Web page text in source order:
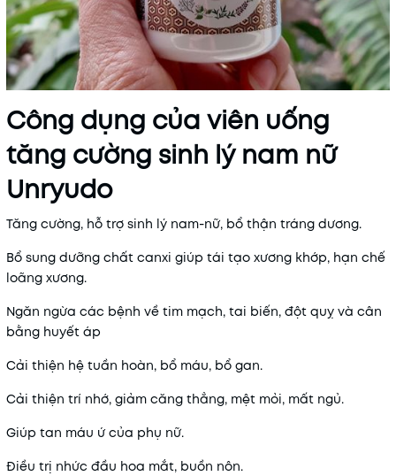
Công dụng của viên uống
tăng cường sinh lý nam nữ
Unryudo
Tăng cường, hỗ trợ sinh lý nam-nữ, bổ thận tráng dương.
Bổ sung dưỡng chất canxi giúp tái tạo xương khớp, hạn chế
loãng xương.
Ngăn ngừa các bệnh về tim mạch, tai biến, đột quỵ và cân
bằng huyết áp
Cải thiện hệ tuần hoàn, bổ máu, bổ gan.
Cải thiện trí nhớ, giảm căng thẳng, mệt mỏi, mất ngủ.
Giúp tan máu ứ của phụ nữ.
Điều trị nhức đầu hoa mắt, buồn nôn.